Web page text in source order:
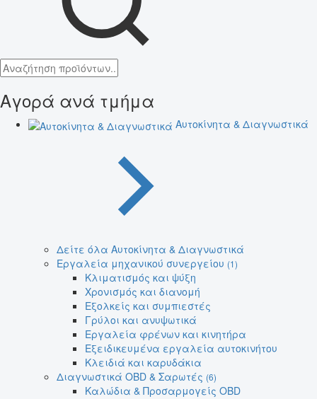
Αγορά ανά τμήμα
Αυτοκίνητα & Διαγνωστικά
Δείτε όλα Αυτοκίνητα & Διαγνωστικά
Εργαλεία μηχανικού συνεργείου (1)
Κλιματισμός και ψύξη
Χρονισμός και διανομή
Εξολκείς και συμπιεστές
Γρύλοι και ανυψωτικά
Εργαλεία φρένων και κινητήρα
Εξειδικευμένα εργαλεία αυτοκινήτου
Κλειδιά και καρυδάκια
Διαγνωστικά OBD & Σαρωτές (6)
Καλώδια & Προσαρμογείς OBD